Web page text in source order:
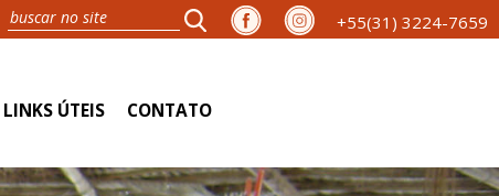
+55(31) 3224-7659
LINKS ÚTEIS CONTATO